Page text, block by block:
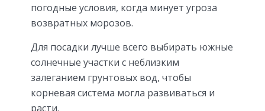
погодные условия, когда минует угроза
возвратных морозов.
Для посадки лучше всего выбирать южные
солнечные участки с неблизким
залеганием грунтовых вод, чтобы
корневая система могла развиваться и
расти.